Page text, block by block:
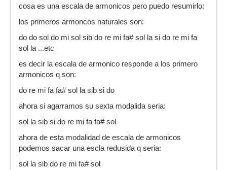
cosa es una escala de armonicos pero puedo resumirlo:
los primeros armoncos naturales son:
do do sol do mi sol sib do re mi fa# sol la si do re mi fa
sol la ...etc
es decir la escala de armonico responde a los primero
armonicos q son:
do re mi fa fa# sol la sib si do
ahora si agarramos su sexta modalida seria:
sol la sib si do re mi fa fa# sol
ahora de esta modalidad de escala de armonicos
podemos sacar una escla redusida q seria:
sol la sib do re mi fa# sol